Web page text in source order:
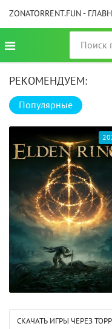
ZONATORRENT.FUN -
РЕКОМЕНДУЕМ:
Популярные
СКАЧАТЬ ИГРЫ ЧЕРЕЗ